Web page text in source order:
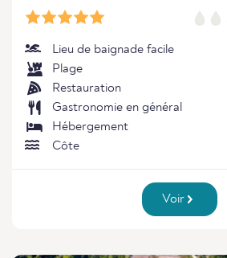
Lieu de baignade facile
Plage
Restauration
Gastronomie en général
Hébergement
Côte
Voir